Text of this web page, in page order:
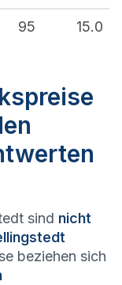
95 15.0
sind nicht
beziehen sich